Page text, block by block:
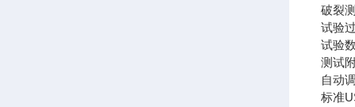
破裂
试验
试验
测试
自动
标准